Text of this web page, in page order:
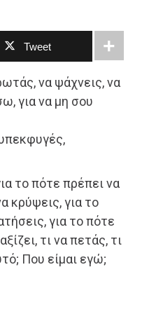
Tweet
να ψάχνεις, να
για να μη σου
το πότε πρέπει να
κρύψεις, για το
για το πότε
τι να πετάς, τι
Που είμαι εγώ;